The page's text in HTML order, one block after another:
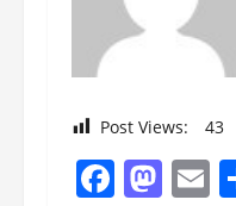
Post Views: 43